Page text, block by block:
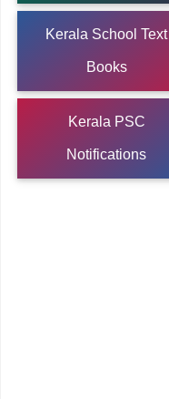
Kerala School Text
Books
Kerala PSC
Notifications